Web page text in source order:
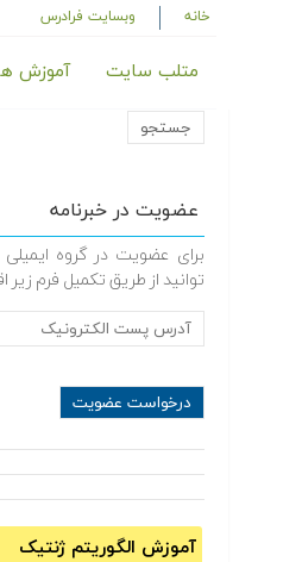
خانه وبسایت فرادرس
متلب سایت آموزش
عضویت در خبرنامه
برای عضویت در گروه
توانید از طریق تکمیل فرم زیر
آموزش الگوریتم ژنتیک